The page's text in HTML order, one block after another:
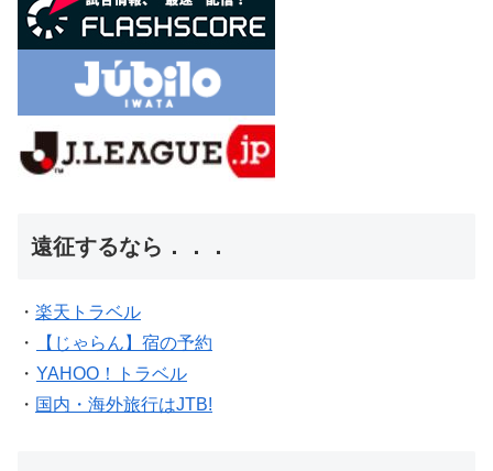
遠征するなら．．．
・ 楽天トラベル
・
【じゃらん】宿の予約
・ YAHOO！トラベル
・ 国内・海外旅行はJTB!